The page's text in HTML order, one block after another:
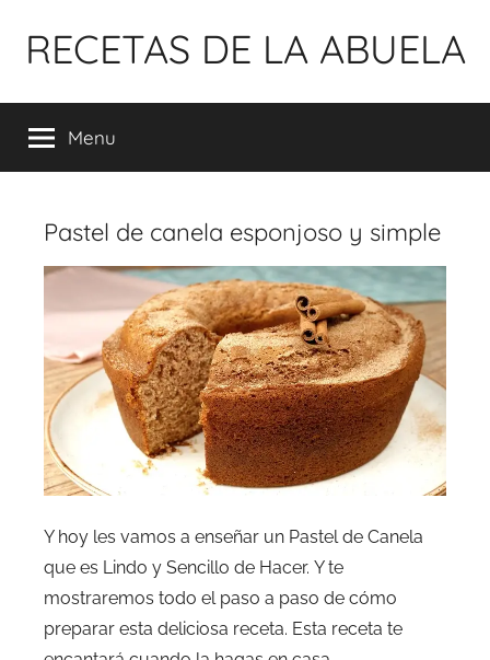
para
conteúdo
RECETAS DE LA ABUELA
Menu
Pastel de canela esponjoso y simple
Y hoy les vamos a enseñar un Pastel de Canela
que es Lindo y Sencillo de Hacer. Y te
mostraremos todo el paso a paso de cómo
preparar esta deliciosa receta. Esta receta te